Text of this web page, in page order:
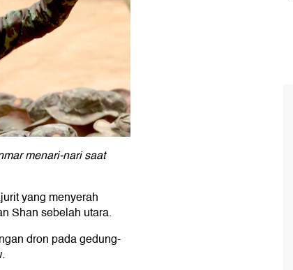
menari-nari saat
yang menyerah
Shan sebelah utara.
dron pada gedung-